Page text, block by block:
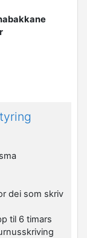
dei som skriv
til 6 timars